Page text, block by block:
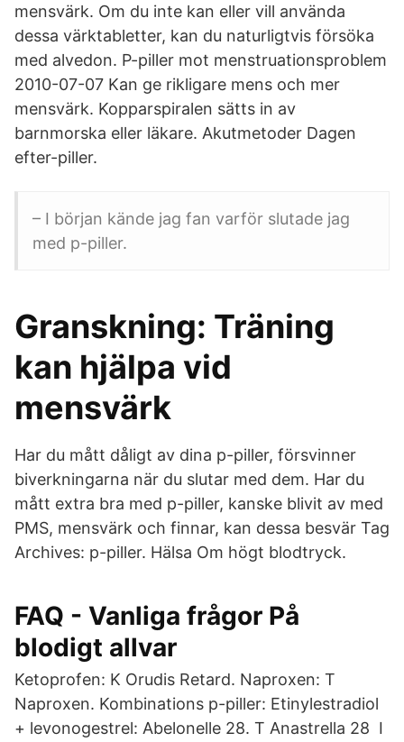
mensvärk. Om du inte kan eller vill använda
dessa värktabletter, kan du naturligtvis försöka
med alvedon. P-piller mot menstruationsproblem
2010-07-07 Kan ge rikligare mens och mer
mensvärk. Kopparspiralen sätts in av
barnmorska eller läkare. Akutmetoder Dagen
efter-piller.
– I början kände jag fan varför slutade jag
med p-piller.
Granskning: Träning
kan hjälpa vid
mensvärk
Har du mått dåligt av dina p-piller, försvinner
biverkningarna när du slutar med dem. Har du
mått extra bra med p-piller, kanske blivit av med
PMS, mensvärk och finnar, kan dessa besvär Tag
Archives: p-piller. Hälsa Om högt blodtryck.
FAQ - Vanliga frågor På
blodigt allvar
Ketoprofen: K Orudis Retard. Naproxen: T
Naproxen. Kombinations p-piller: Etinylestradiol
+ levonogestrel: Abelonelle 28. T Anastrella 28 I